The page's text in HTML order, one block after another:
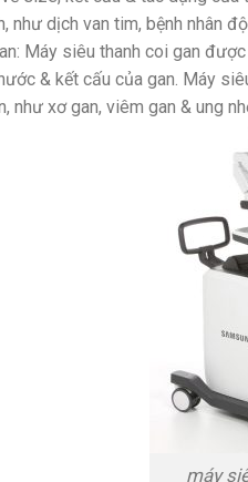
như dịch van tim, bệnh nhân
Máy siêu thanh coi gan
& kết cấu của gan. Máy
như xơ gan, viêm gan & ung
máy